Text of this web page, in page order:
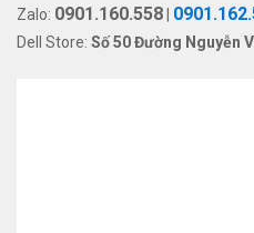
Zalo: 0901.160.558
Dell Store: Số 50 Đường Nguyễn